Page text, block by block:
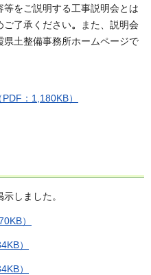
をご説明する工事説明会とは
ご了承ください。
また、説明会
土整備事務所ホームページで
：1,180KB）
しました。
）
）
）